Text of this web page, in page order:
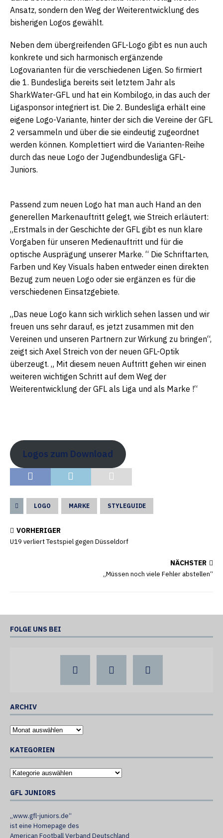
Ansatz, sondern den Weg der Weiterentwicklung des
bisherigen Logos gewählt.
Neben dem übergreifenden GFL-Logo gibt es nun auch
konkrete und sich harmonisch ergänzende
Logovarianten für die verschiedenen Ligen. So firmiert
die 1. Bundesliga bereits seit letztem Jahr als
SharkWater-GFL und hat ein Kombilogo, in das auch der
Ligasponsor integriert ist. Die 2. Bundesliga erhält eine
eigene Logo-Variante, hinter der sich die Vereine der GFL
2 versammeln und über die sie eindeutig zugeordnet
werden können. Komplettiert wird die Varianten-Reihe
durch das neue Logo der Jugendbundesliga GFL-
Juniors.
Passend zum neuen Logo hat man auch Hand an den
generellen Markenauftritt gelegt, wie Streich erläutert:
„Erstmals in der Geschichte der GFL gibt es nun klare
Vorgaben für unseren Medienauftritt und für die
optische Ausprägung unserer Marke. “ Die Schriftarten,
Farben und Key Visuals haben entweder einen direkten
Bezug zum neuen Logo oder sie ergänzen es für die
verschiedenen Einsatzgebiete.
„Das neue Logo kann sich wirklich sehen lassen und wir
freuen uns sehr darauf, es jetzt zusammen mit den
Vereinen und unseren Partnern zur Wirkung zu bringen“,
zeigt sich Axel Streich von der neuen GFL-Optik
überzeugt. „ Mit diesem neuen Auftritt gehen wir einen
weiteren wichtigen Schritt auf dem Weg der
Weiterentwicklung der GFL als Liga und als Marke !“
Logos zum Download
LOGO MARKE STYLEGUIDE
VORHERIGER
U19 verliert Testspiel gegen Düsseldorf
NÄCHSTER
„Müssen noch viele Fehler abstellen“
FOLGE UNS BEI
ARCHIV
KATEGORIEN
GFL JUNIORS
„www.gfl-juniors.de“
ist eine Homepage des
American Football Verband Deutschland